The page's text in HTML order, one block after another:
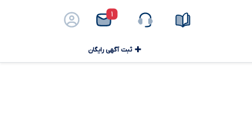
۱
ثبت آگهی رایگان